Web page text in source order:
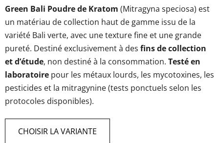
Green Bali Poudre de Kratom (Mitragyna speciosa) est
un matériau de collection haut de gamme issu de la
variété Bali verte, avec une texture fine et une grande
pureté. Destiné exclusivement à des fins de collection
et d’étude, non destiné à la consommation. Testé en
laboratoire pour les métaux lourds, les mycotoxines, les
pesticides et la mitragynine (tests ponctuels selon les
protocoles disponibles).
CHOISIR LA VARIANTE